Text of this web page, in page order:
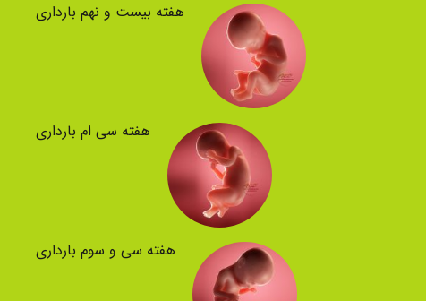
هفته بیست و نهم بارداری
هفته سی ام بارداری
هفته سی و سوم بارداری